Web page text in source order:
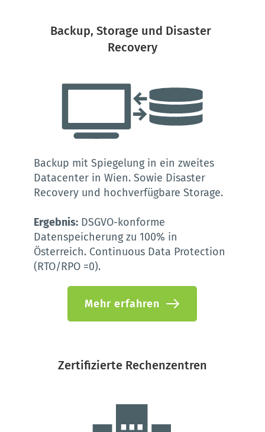
Backup, Storage und Disaster
Recovery
Backup mit Spiegelung in ein zweites
Datacenter in Wien. Sowie Disaster
Recovery und hochverfügbare Storage.
Ergebnis: DSGVO-konforme
Datenspeicherung zu 100% in
Österreich. Continuous Data Protection
(RTO/RPO =0).
Mehr erfahren
Zertifizierte Rechenzentren